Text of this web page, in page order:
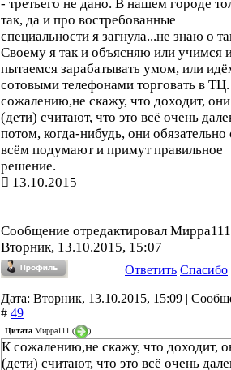
- третьего не дано. В нашем городе
так, да и про востребованные
специальности я загнула...не знаю о
Своему я так и объясняю или учимся
пытаемся зарабатывать умом, или
сотовыми телефонами торговать в
сожалению,не скажу, что доходит, они
(дети) считают, что это всё очень
потом, когда-нибудь, они обязательно
всём подумают и примут правильное
решение.
13.10.2015
Сообщение отредактировал Мирра111
Вторник, 13.10.2015, 15:07
Ответить Спасибо
Дата: Вторник, 13.10.2015, 15:09 |
# 49
Цитата Мирра111 ( )
К сожалению,не скажу, что доходит,
(дети) считают, что это всё очень